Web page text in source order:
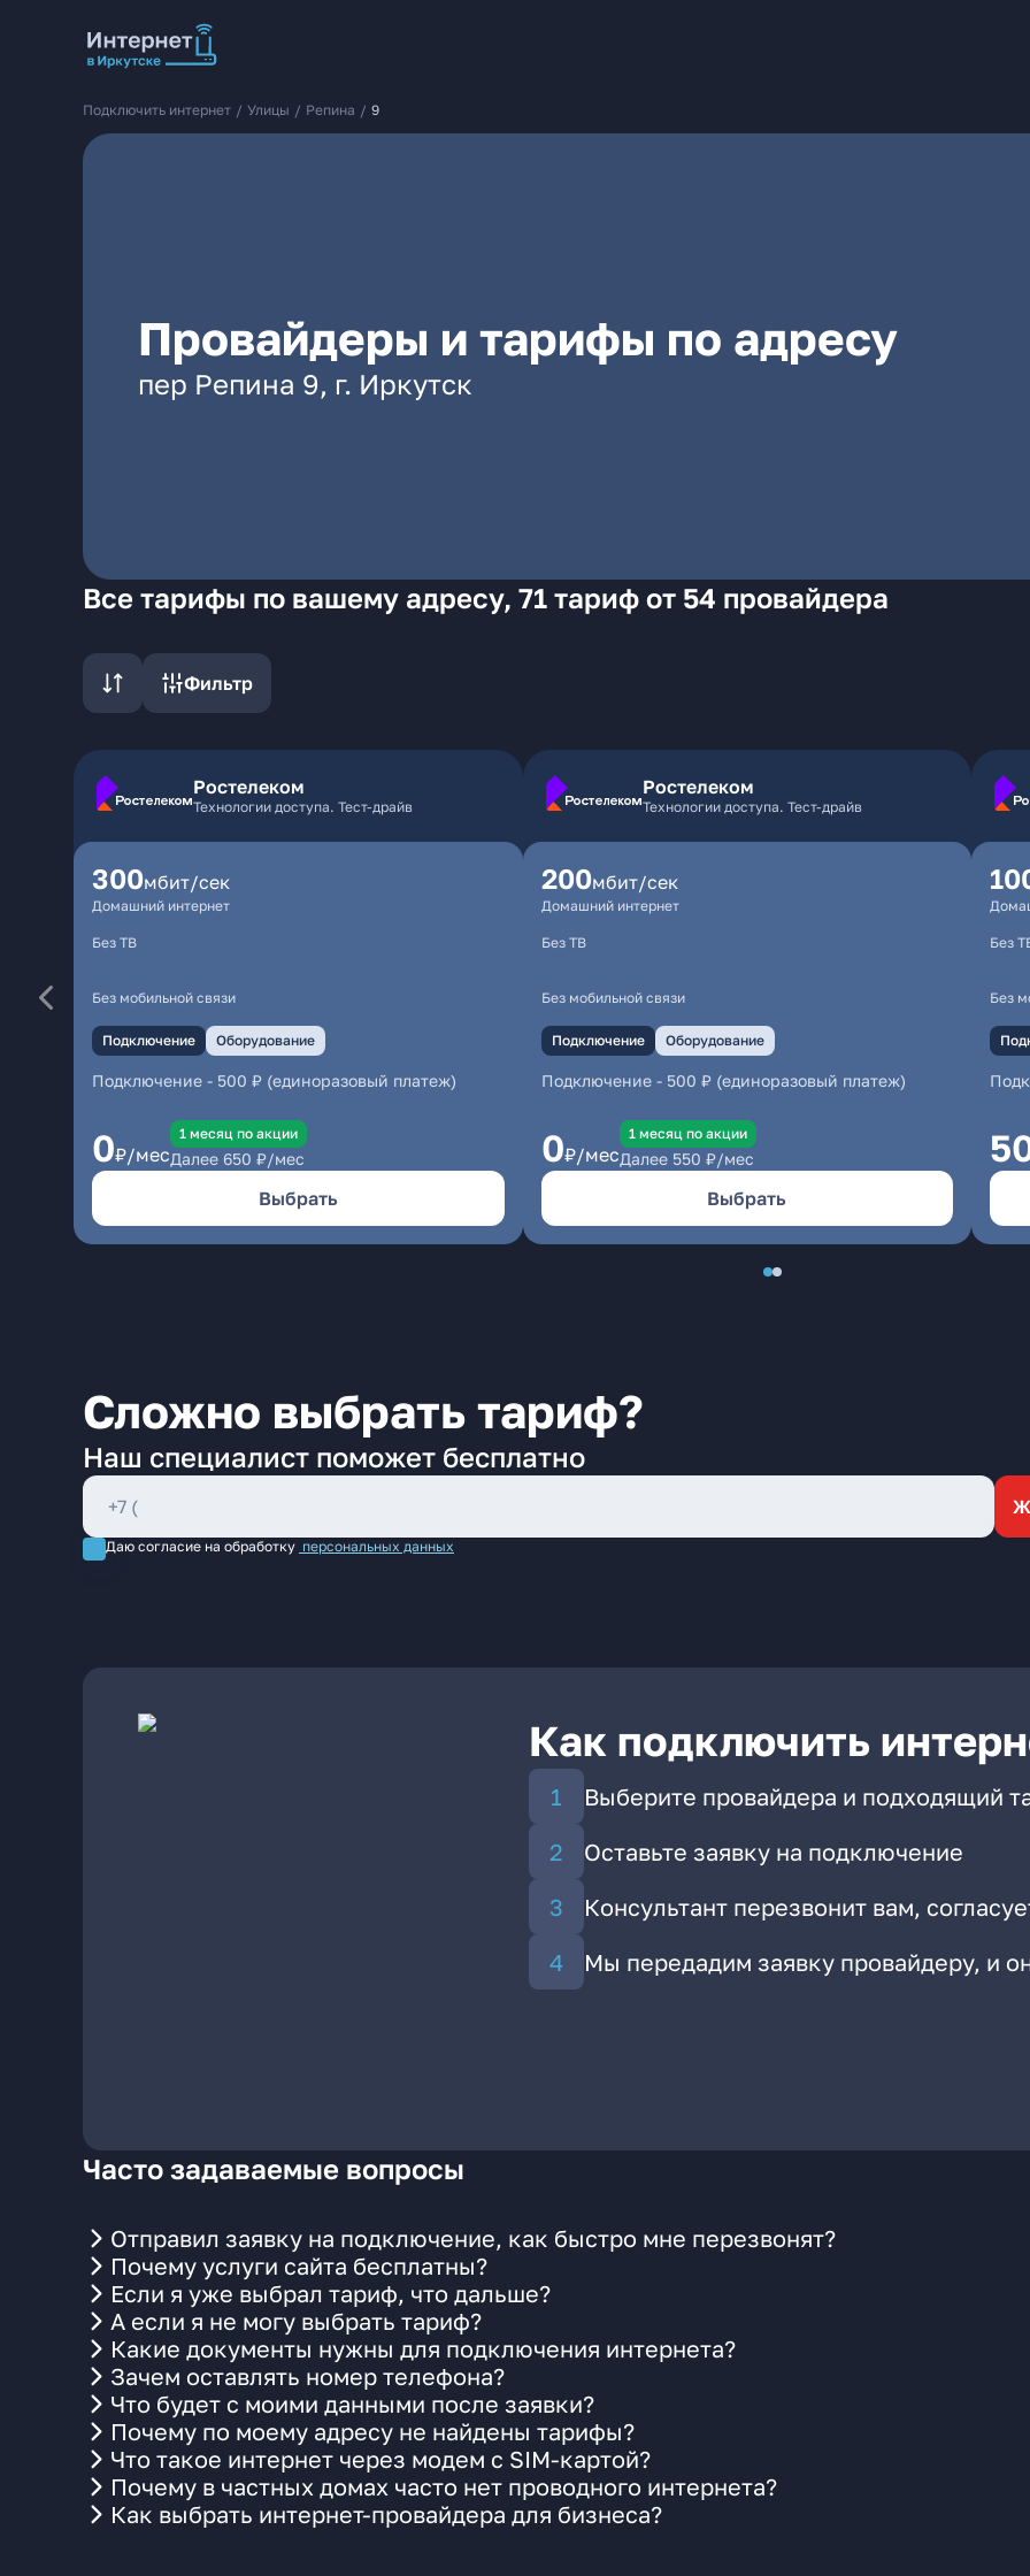
Подключить интернет / Улицы / Репина / 9
Провайдеры и тарифы по адресу
пер Репина 9, г. Иркутск
Все тарифы по вашему адресу, 71 тариф от 54 провайдера
Фильтр
Ростелеком
Технологии доступа. Тест-драйв
300мбит/сек
Домашний интернет
Без ТВ
Без мобильной связи
Подключение Оборудование
Подключение - 500 ₽ (единоразовый платеж)
0₽/мес
1 месяц по акции
Далее 650 ₽/мес
Выбрать
Ростелеком
Технологии доступа. Тест-драйв
200мбит/сек
Домашний интернет
Без ТВ
Без мобильной связи
Подключение Оборудование
Подключение- 500 ₽ (единоразовый платеж)
0₽/мес
1 месяц по акции
Далее 550 ₽/мес
Выбрать
Без
Без
Сложно выбрать тариф?
Наш специалист поможет бесплатно
Даю согласие на обработку персональных данных
Как подключить
Выберите провайдера и подходящий
Оставьте заявку на подключение
Консультант перезвонит вам,
Мы передадим заявку провайдеру, и
Часто задаваемые вопросы
Отправил заявку на подключение, как быстро мне перезвонят?
Почему услуги сайта бесплатны?
Если я уже выбрал тариф, что дальше?
А если я не могу выбрать тариф?
Какие документы нужны для подключения интернета?
Зачем оставлять номер телефона?
Что будет с моими данными после заявки?
Почему по моему адресу не найдены тарифы?
Что такое интернет через модем с SIM-картой?
Почему в частных домах часто нет проводного интернета?
Как выбрать интернет-провайдера для бизнеса?